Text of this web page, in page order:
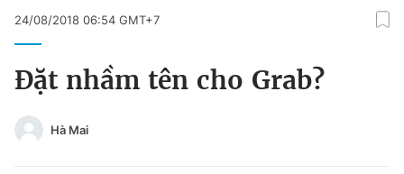
Chuyên mục
Đổi mật khẩu
24/08/2018 06:54 GMT+7
Đặt nhầm tên cho Grab?
Hà Mai